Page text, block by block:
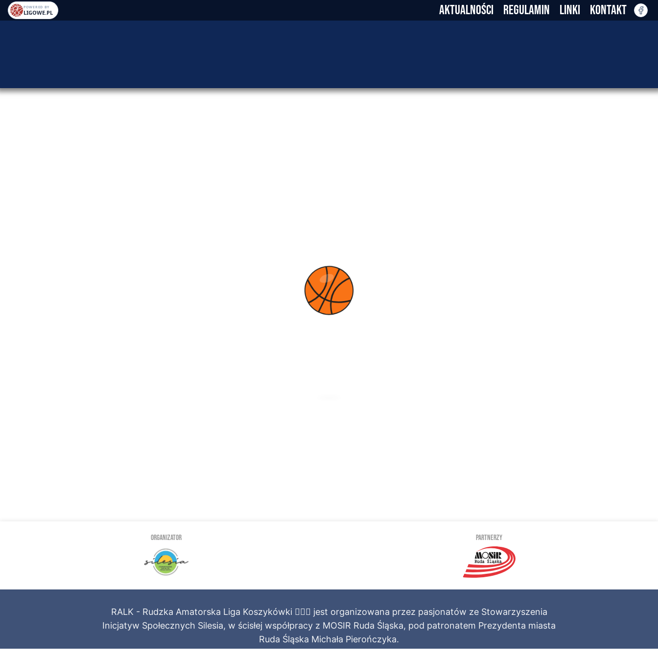
POWERED BY
LIGOWE.PL AKTUALNOŚCI REGULAMIN LINKI KONTAKT
ORGANIZATOR PARTNERZY
RALK - Rudzka Amatorska Liga Koszykówki ⛹🏻‍♂️ jest organizowana przez pasjonatów ze Stowarzyszenia
Inicjatyw Społecznych Silesia, w ścisłej współpracy z MOSIR Ruda Śląska, pod patronatem Prezydenta miasta
Ruda Śląska Michała Pierończyka.